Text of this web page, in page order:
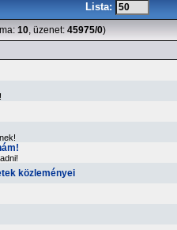
Lista:
10, üzenet: 45975/0)
közleményei